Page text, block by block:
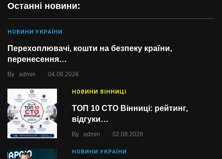
Останні новини:
НОВИНИ УКРАЇНИ
Перехоплювачі, кошти на безпеку країни,
перенесення…
By admin 04.08.2026
НОВИНИ ВІННИЦІ
ТОП 10 СТО Вінниці: рейтинг,
відгуки…
By admin 02.08.2026
НОВИНИ УКРАЇНИ